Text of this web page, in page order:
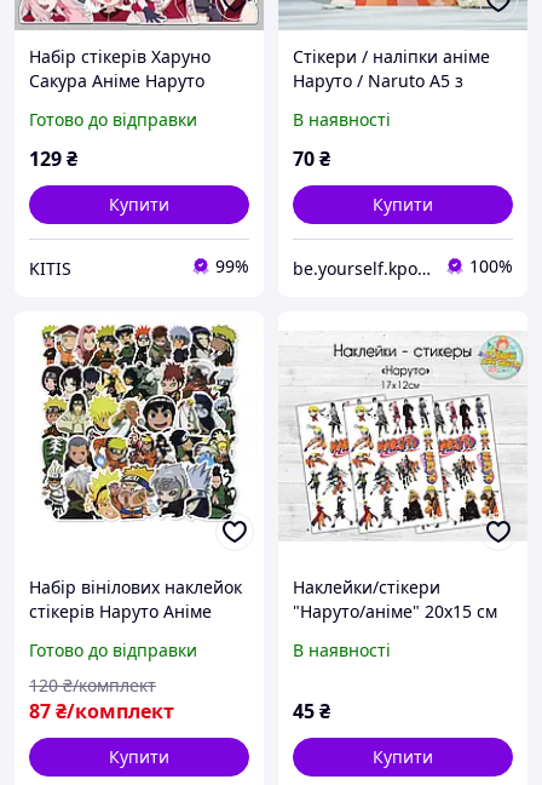
Набір стікерів Харуно
Сакура Аніме Наруто
наліпки для різних
поверхонь
Готово до відправки
129₴
Купити
KITIS 99%
Стікери / наліпки аніме
Наруто / Naruto А5 з
В наявності
70₴
Купити
be.yourself.kpop_shop 100%
Набір вінілових наклейок
стікерів Наруто Аніме
телефон ноутбук
Готово до відправки
87₴/комплект
120 ₴/комплект
Купити
Наклейки/стікери
"Наруто/аніме" 20х15 см
В наявності
45₴
Купити